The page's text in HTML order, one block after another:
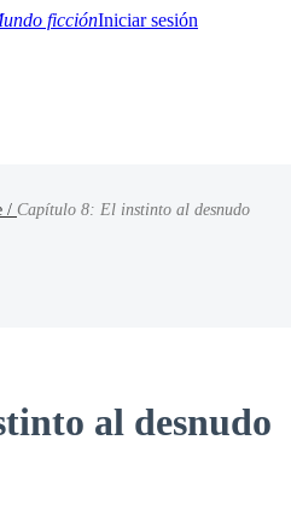
ficciónIniciar sesión
/ Capítulo 8: El instinto al desnudo
al desnudo